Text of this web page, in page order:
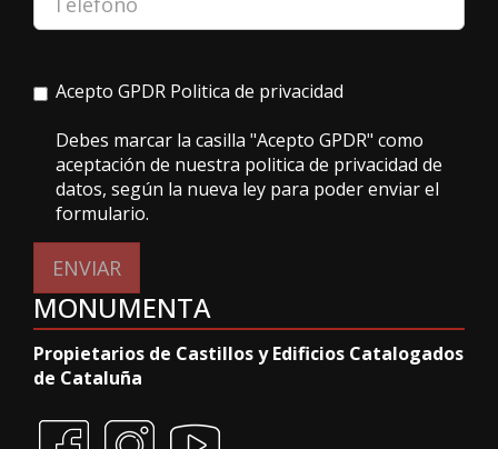
Acepto GPDR Politica de privacidad
Debes marcar la casilla "Acepto GPDR" como
aceptación de nuestra politica de privacidad de
datos, según la nueva ley para poder enviar el
formulario.
ENVIAR
MONUMENTA
Propietarios de Castillos y Edificios Catalogados
de Cataluña